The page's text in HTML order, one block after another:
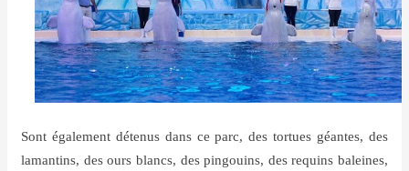
Sont également détenus dans ce parc, des tortues géantes, des
lamantins, des ours blancs, des pingouins, des requins baleines,